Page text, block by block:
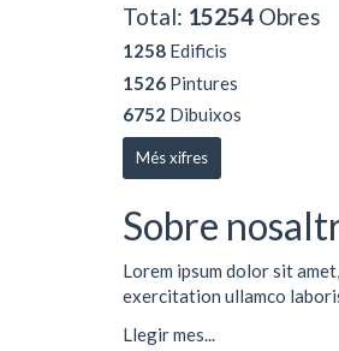
Total: 15254 Obres
1258 Edificis
1526 Pintures
6752 Dibuixos
Més xifres
Sobre
Lorem ipsum dolor sit
exercitation ullamco
Llegir mes...